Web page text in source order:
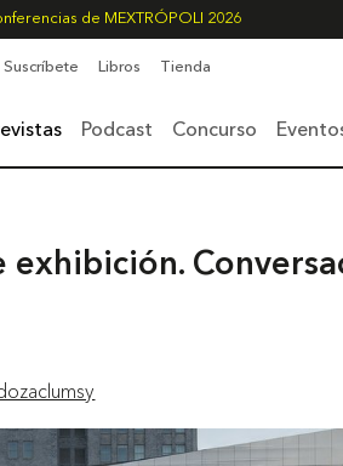
de MEXTRÓPOLI 2026
Suscríbete Libros Tienda
Podcast Concurso